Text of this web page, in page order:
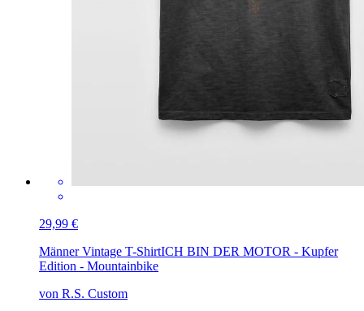
29,99 €
Männer Vintage T-ShirtICH BIN DER MOTOR - Kupfer
Edition - Mountainbike
von R.S. Custom